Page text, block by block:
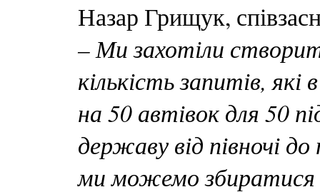
Назар Грищук,
– Ми захотіли
кількість запитів,
на 50 автівок для 50
державу від півночі
ми можемо збиратися